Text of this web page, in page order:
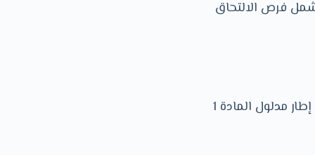
فرص الالتحاق
عندما تكون الأوضاع التالية مسموحا بها في إحدى الدول، فإنها لا تعتبر تمييزا في إطار مدلول المادة 1